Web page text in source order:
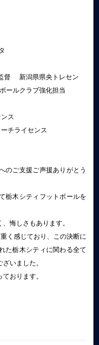
潟県県央トレセン
クラブ強化担当
ス
チライセンス
のご支援ご声援ありがとう
栃木シティフットボールを
悔しさもあります。
く感じており、この決断に
た栃木シティに関わる全て
いました。
おります。